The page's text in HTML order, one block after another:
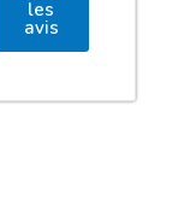
les
avis